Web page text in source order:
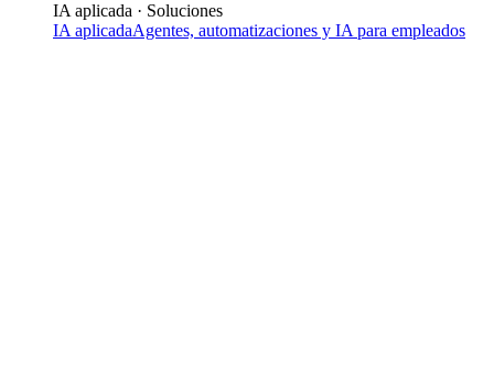
IA aplicada · Soluciones
IA aplicadaAgentes, automatizaciones y IA para empleados